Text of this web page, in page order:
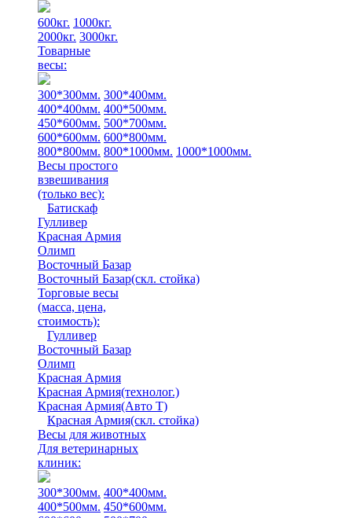
600кг. 1000кг.
2000кг. 3000кг.
Товарные
весы:
300*300мм. 300*400мм.
400*400мм. 400*500мм.
450*600мм. 500*700мм.
600*600мм. 600*800мм.
800*800мм. 800*1000мм. 1000*1000мм.
Весы простого
взвешивания
(только вес):
Батискаф
Гулливер
Красная Армия
Олимп
Восточный Базар
Восточный Базар(скл. стойка)
Торговые весы
(масса, цена,
стоимость):
Гулливер
Восточный Базар
Олимп
Красная Армия
Красная Армия(технолог.)
Красная Армия(Авто Т)
Красная Армия(скл. стойка)
Весы для животных
Для ветеринарных
клиник:
300*300мм. 400*400мм.
400*500мм. 450*600мм.